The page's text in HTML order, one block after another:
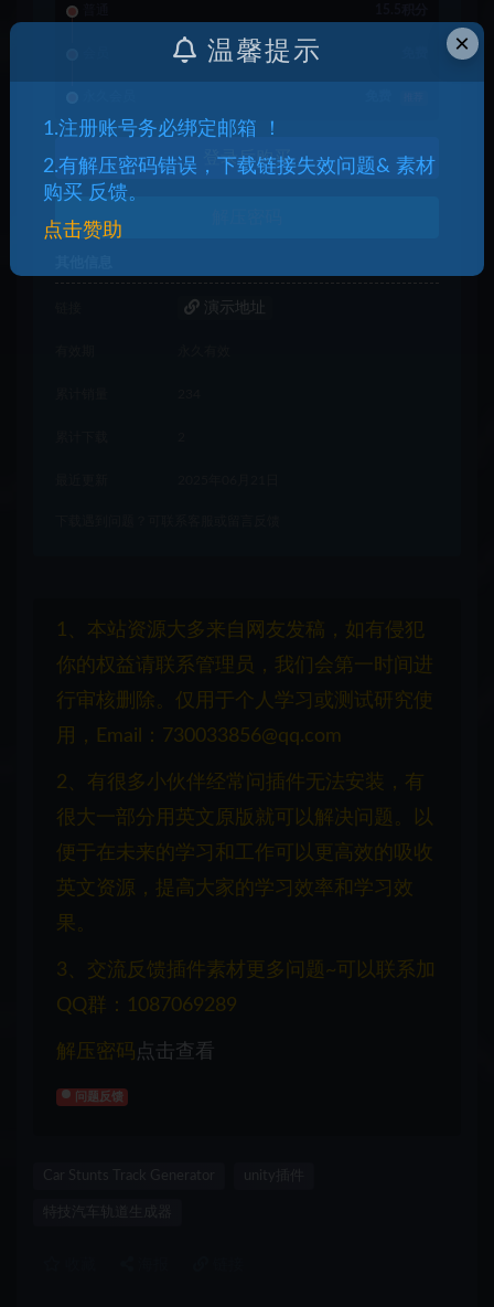
登录后购买
演示地址
1、本站资源大多来自网友发稿，如有侵犯
你的权益请联系管理员，我们会第一时间进
行审核删除。仅用于个人学习或测试研究使
用，Email：730033856@qq.com
2、有很多小伙伴经常问插件无法安装，有
很大一部分用英文原版就可以解决问题。以
便于在未来的学习和工作可以更高效的吸收
英文资源，提高大家的学习效率和学习效
果。
3、交流反馈插件素材更多问题~可以联系加
QQ群：1087069289
解压密码 点击查看
问题反馈
×
温馨提示
1.注册账号务必绑定邮箱 ！
2.有解压密码错误，下载链接失效问题& 素材
购买 反馈。
点击赞助